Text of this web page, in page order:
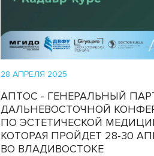
28 АПРЕЛЯ 2025
АПТОС - ГЕНЕРАЛЬНЫЙ
ДАЛЬНЕВОСТОЧНОЙ
ПО ЭСТЕТИЧЕСКОЙ
КОТОРАЯ ПРОЙДЕТ 28-30
ВО ВЛАДИВОСТОКЕ